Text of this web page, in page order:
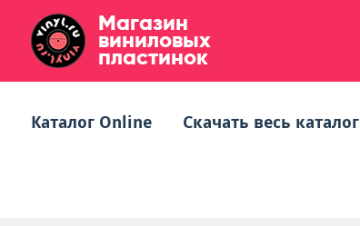
Магазин
виниловых
пластинок
Каталог Online Скачать весь каталог